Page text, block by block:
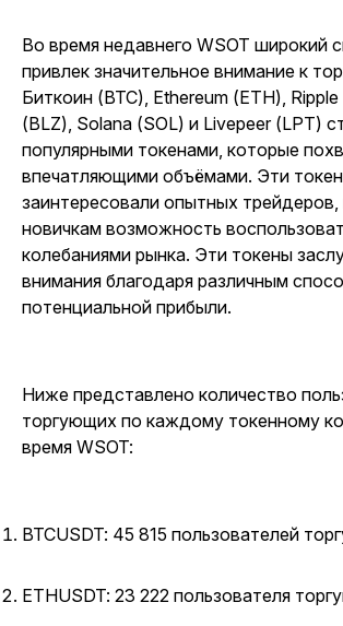
Во время недавнего WSOT широкий
привлек значительное внимание к
Биткоин (BTC), Ethereum (ETH),
(BLZ), Solana (SOL) и Livepeer (LPT)
популярными токенами, которые
впечатляющими объёмами. Эти
заинтересовали опытных
новичкам возможность
колебаниями рынка. Эти токены
внимания благодаря различным
потенциальной прибыли.
Ниже представлено количество
торгующих по каждому токенному
время WSOT:
BTCUSDT: 45 815 пользователей
ETHUSDT: 23 222 пользователя